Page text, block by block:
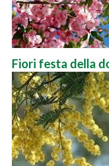
Fiori festa della